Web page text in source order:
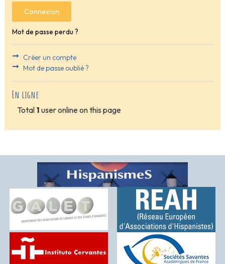
Connexion
Mot de passe perdu ?
Créer un compte
Mot de passe oublié ?
En ligne
Total 1 user online on this page